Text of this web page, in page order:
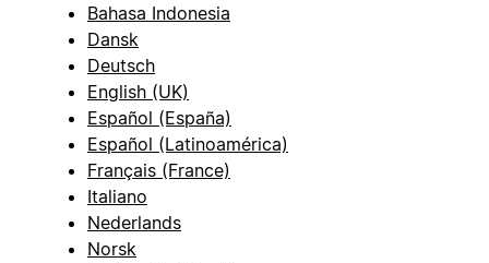
Bahasa Indonesia
Dansk
Deutsch
English (UK)
Español (España)
Español (Latinoamérica)
Français (France)
Italiano
Nederlands
Norsk